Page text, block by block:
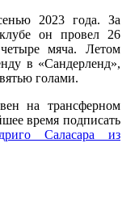
2023 года. За
он провел 26
мяча. Летом
в «Сандерленд»,
голами.
на трансферном
время подписать
Саласара из